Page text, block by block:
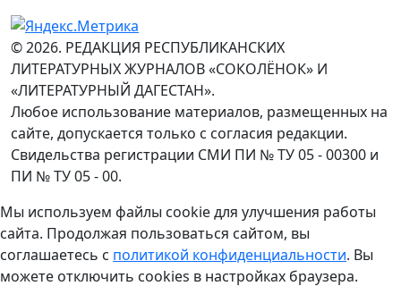
© 2026. РЕДАКЦИЯ РЕСПУБЛИКАНСКИХ
ЛИТЕРАТУРНЫХ ЖУРНАЛОВ «СОКОЛЁНОК» И
«ЛИТЕРАТУРНЫЙ ДАГЕСТАН».
Любое использование материалов, размещенных на
сайте, допускается только с согласия редакции.
Свидельства регистрации СМИ ПИ № ТУ 05 - 00300 и
ПИ № ТУ 05 - 00.
Мы используем файлы cookie для улучшения работы
сайта. Продолжая пользоваться сайтом, вы
соглашаетесь с политикой конфиденциальности. Вы
можете отключить cookies в настройках браузера.